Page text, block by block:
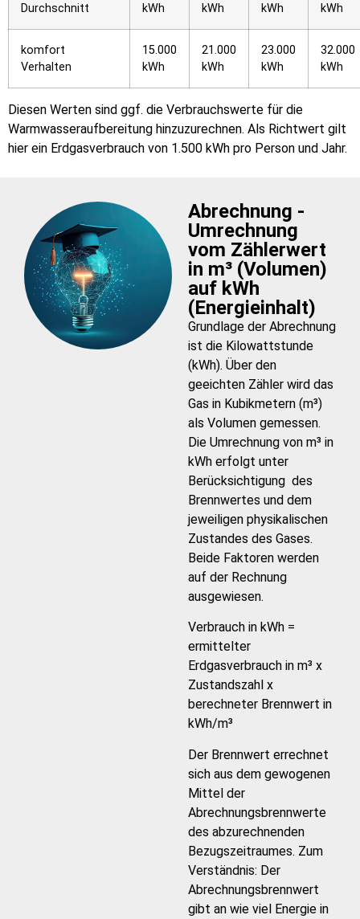
Durchschnitt
kWh
kWh
kWh
kWh
komfort
Verhalten
15.000
kWh
21.000
kWh
23.000
kWh
32.000
kWh
Diesen Werten sind ggf. die Verbrauchswerte für die
Warmwasseraufbereitung hinzuzurechnen. Als Richtwert gilt
hier ein Erdgasverbrauch von 1.500 kWh pro Person und Jahr.
Abrechnung -
Umrechnung
vom Zählerwert
in m³ (Volumen)
auf kWh
(Energieinhalt)
Grundlage der Abrechnung
ist die Kilowattstunde
(kWh). Über den
geeichten Zähler wird das
Gas in Kubikmetern (m³)
als Volumen gemessen.
Die Umrechnung von m³ in
kWh erfolgt unter
Berücksichtigung des
Brennwertes und dem
jeweiligen physikalischen
Zustandes des Gases.
Beide Faktoren werden
auf der Rechnung
ausgewiesen.
Verbrauch in kWh =
ermittelter
Erdgasverbrauch in m³ x
Zustandszahl x
berechneter Brennwert in
kWh/m³
Der Brennwert errechnet
sich aus dem gewogenen
Mittel der
Abrechnungsbrennwerte
des abzurechnenden
Bezugszeitraumes. Zum
Verständnis: Der
Abrechnungsbrennwert
gibt an wie viel Energie in